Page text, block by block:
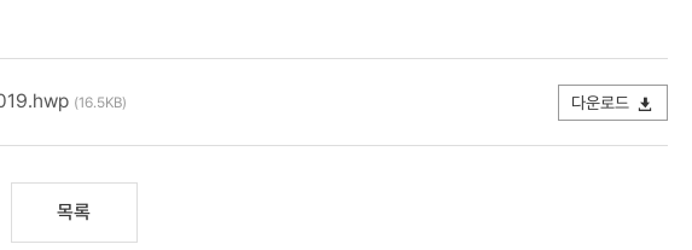
(16.5KB) 다운로드
목록